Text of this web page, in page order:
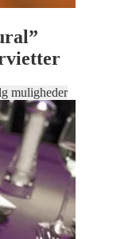
mulighederDette
har
flere
varianter.
Mulighederne
kan
på
varesiden